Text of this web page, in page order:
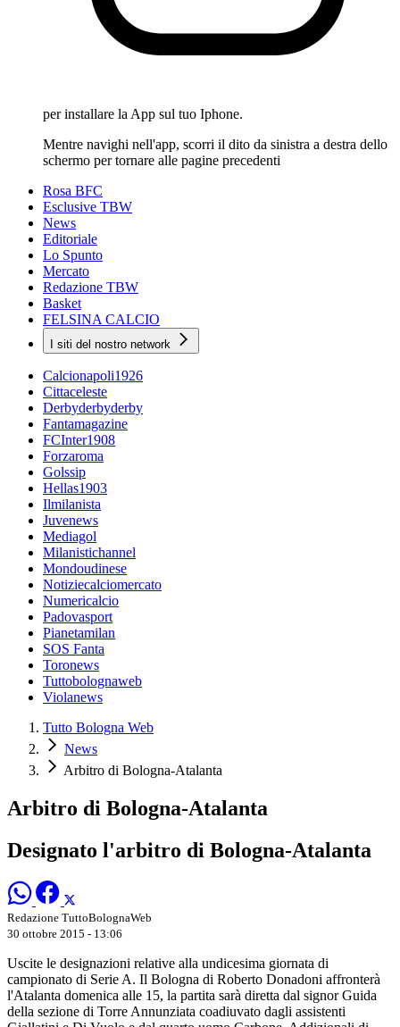
per installare la App sul tuo Iphone.
Mentre navighi nell'app, scorri il dito da sinistra a destra dello
schermo per tornare alle pagine precedenti
Rosa BFC
Esclusive TBW
News
Editoriale
Lo Spunto
Mercato
Redazione TBW
Basket
FELSINA CALCIO
I siti del nostro network
Calcionapoli1926
Cittaceleste
Derbyderbyderby
Fantamagazine
FCInter1908
Forzaroma
Golssip
Hellas1903
Ilmilanista
Juvenews
Mediagol
Milanistichannel
Mondoudinese
Notiziecalciomercato
Numericalcio
Padovasport
Pianetamilan
SOS Fanta
Toronews
Tuttobolognaweb
Violanews
Tutto Bologna Web
News
Arbitro di Bologna-Atalanta
Arbitro di Bologna-Atalanta
Designato l'arbitro di Bologna-Atalanta
Redazione TuttoBolognaWeb
30 ottobre 2015 - 13:06
Uscite le designazioni relative alla undicesima giornata di
campionato di Serie A. Il Bologna di Roberto Donadoni affronterà
l'Atalanta domenica alle 15, la partita sarà diretta dal signor Guida
della sezione di Torre Annunziata coadiuvato dagli assistenti